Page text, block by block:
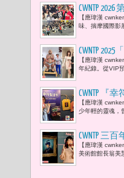
CWNTP
戴立忍、
【應瑋漢
味、揣摩國際影
CWNTP
李玉菁、
【應瑋漢
年紀錄。從VIP
CWNTP 『
福平安符
【應瑋漢
少年輕的靈魂，
CWNTP 三
「因為知
【應瑋漢
美術館館長翁美